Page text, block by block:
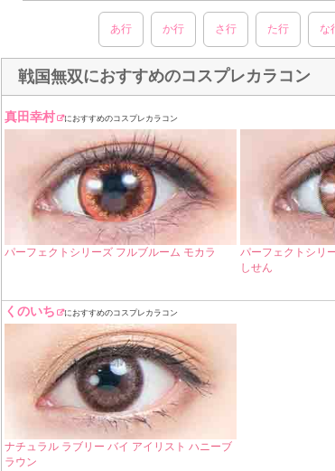
あ行 か行 さ行 た行 な
戦国無双におすすめのコスプレカラコン
真田幸村 におすすめのコスプレカラコン
パーフェクトシリーズ フルブルーム モカラ
パーフェクトシリ
しせん
くのいち におすすめのコスプレカラコン
ナチュラル ラブリー バイ アイリスト ハニーブ
ラウン